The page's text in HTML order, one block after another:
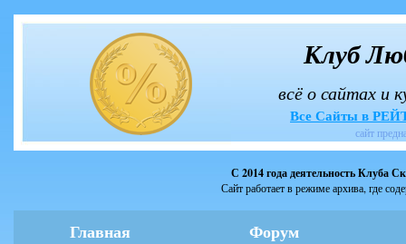
Клуб
всё о сайтах и
Все Сайты в
сайт
С 2014 года деятельность Клуба
Сайт работает в режиме архива, где
Главная Форум